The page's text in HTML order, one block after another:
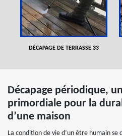
DÉCAPAGE DE TERRASSE 33
Décapage périodique,
primordiale pour la
d’une maison
La condition de vie d’un être humain